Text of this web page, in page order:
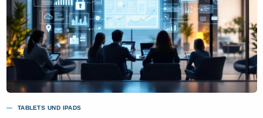
TABLETS UND IPADS